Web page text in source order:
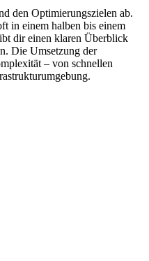
den Optimierungszielen ab.
in einem halben bis einem
dir einen klaren Überblick
Die Umsetzung der
– von schnellen